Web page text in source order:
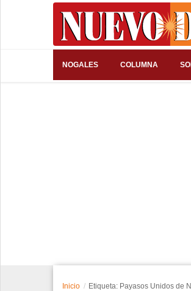
NOGALES COLUMNA
Inicio Etiqueta: Payasos Unidos de